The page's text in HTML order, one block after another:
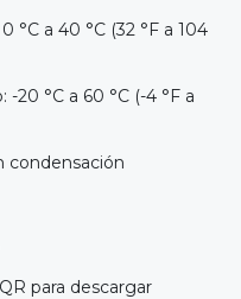
°C a 40 °C (32 °F a 104
20 °C a 60 °C (-4 °F a
condensación
para descargar